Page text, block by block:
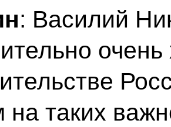
: Василий
на таких